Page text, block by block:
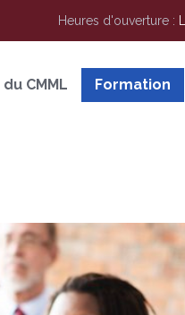
Heures d'ouverture :
CMML Formation